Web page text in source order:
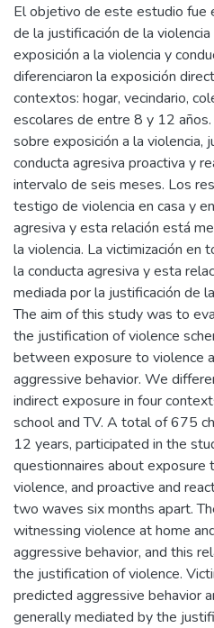
El objetivo de este estudio fue
de la justificación de la
exposición a la violencia y
diferenciaron la exposición
contextos: hogar, vecindario,
escolares de entre 8 y 12
sobre exposición a la violencia,
conducta agresiva proactiva y
intervalo de seis meses. Los
testigo de violencia en casa y
agresiva y esta relación está
la violencia. La victimización
la conducta agresiva y esta
mediada por la justificación de
The aim of this study was to
the justification of violence
between exposure to violence
aggressive behavior. We
indirect exposure in four
school and TV. A total of 675
12 years, participated in the
questionnaires about exposure
violence, and proactive and
two waves six months apart.
witnessing violence at home
aggressive behavior, and this
the justification of violence.
predicted aggressive behavior
generally mediated by the